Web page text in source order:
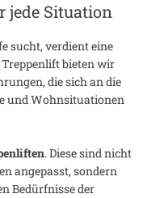
jede Situation
sucht, verdient eine
Treppenlift bieten wir
die sich an die
und Wohnsituationen
. Diese sind nicht
angepasst, sondern
Bedürfnisse der